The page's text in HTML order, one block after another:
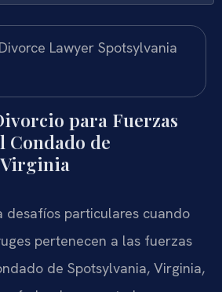
para Fuerzas
Condado de
desafíos particulares cuando
pertenecen a las fuerzas
de Spotsylvania, Virginia,